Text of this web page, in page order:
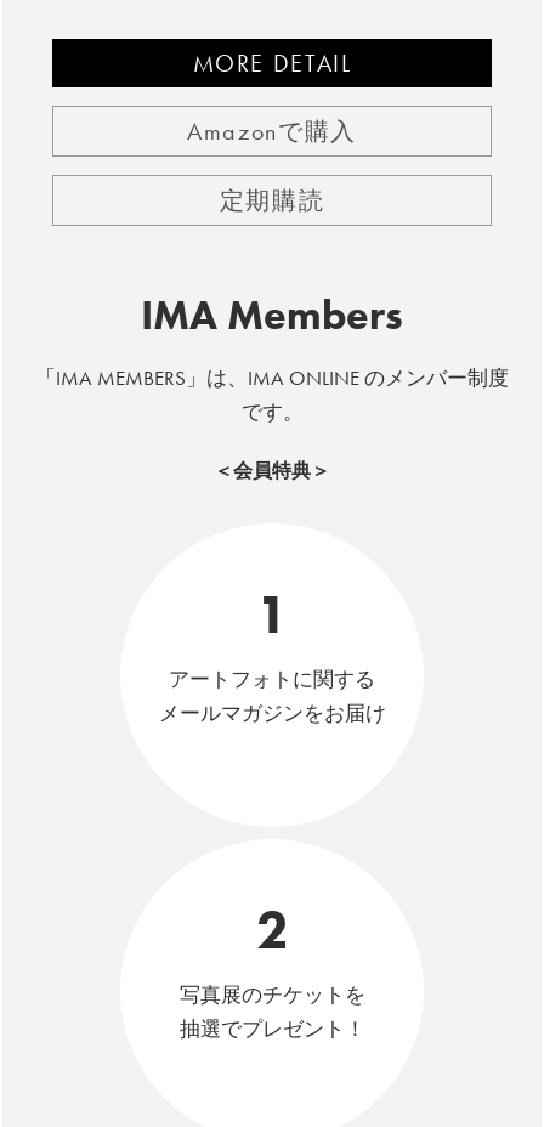
MORE DETAIL
Amazonで購入
定期購読
IMA Members
「IMA MEMBERS」は、IMA ONLINE のメンバー制度
です。
＜会員特典＞
1
アートフォトに関する
メールマガジンをお届け
2
写真展のチケットを
抽選でプレゼント！